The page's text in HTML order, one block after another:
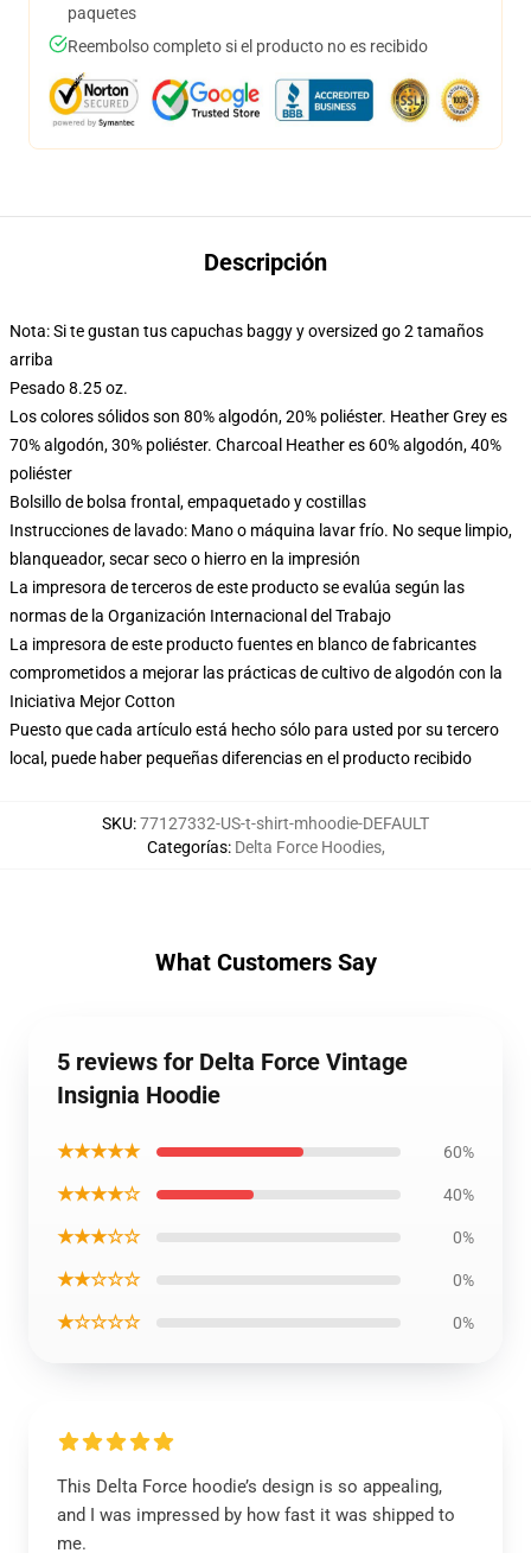
paquetes
Reembolso completo si el producto no es recibido
Descripción
Nota: Si te gustan tus capuchas baggy y oversized go 2 tamaños
arriba
Pesado 8.25 oz.
Los colores sólidos son 80% algodón, 20% poliéster. Heather Grey es
70% algodón, 30% poliéster. Charcoal Heather es 60% algodón, 40%
poliéster
Bolsillo de bolsa frontal, empaquetado y costillas
Instrucciones de lavado: Mano o máquina lavar frío. No seque limpio,
blanqueador, secar seco o hierro en la impresión
La impresora de terceros de este producto se evalúa según las
normas de la Organización Internacional del Trabajo
La impresora de este producto fuentes en blanco de fabricantes
comprometidos a mejorar las prácticas de cultivo de algodón con la
Iniciativa Mejor Cotton
Puesto que cada artículo está hecho sólo para usted por su tercero
local, puede haber pequeñas diferencias en el producto recibido
SKU:77127332-US-t-shirt-mhoodie-DEFAULT
Categorías: Delta Force Hoodies,
What Customers Say
5 reviews for Delta Force Vintage
Insignia Hoodie
★★★★★ 60%
★★★★☆ 40%
★★★☆☆ 0%
★★☆☆☆ 0%
★☆☆☆☆ 0%
This Delta Force hoodie’s design is so appealing,
and I was impressed by how fast it was shipped to
me.